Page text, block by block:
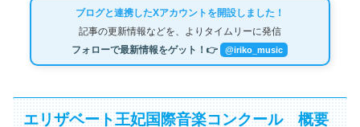
ブログと連携したXアカウントを開設しました！
記事の更新情報などを、よりタイムリーに発信
フォローで最新情報をゲット！👉
@iriko_music
エリザベート王妃国際音楽コンクール 概要